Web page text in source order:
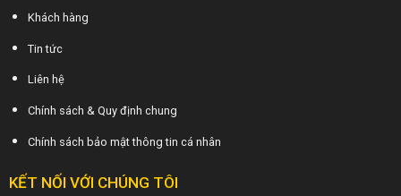
Khách hàng
Tin tức
Liên hệ
Chính sách & Quy định chung
Chính sách bảo mật thông tin cá nhân
KẾT NỐI VỚI CHÚNG TÔI